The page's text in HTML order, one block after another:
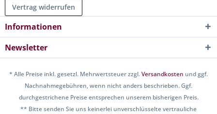
Vertrag widerrufen
Informationen
Newsletter
* Alle Preise inkl. gesetzl. Mehrwertsteuer zzgl.Versandkosten und ggf.
Nachnahmegebühren, wenn nicht anders beschrieben. Ggf.
durchgestrichene Preise entsprechen unserem bisherigen Preis.
** Bitte senden Sie uns keinerlei unverschlüsselte vertrauliche